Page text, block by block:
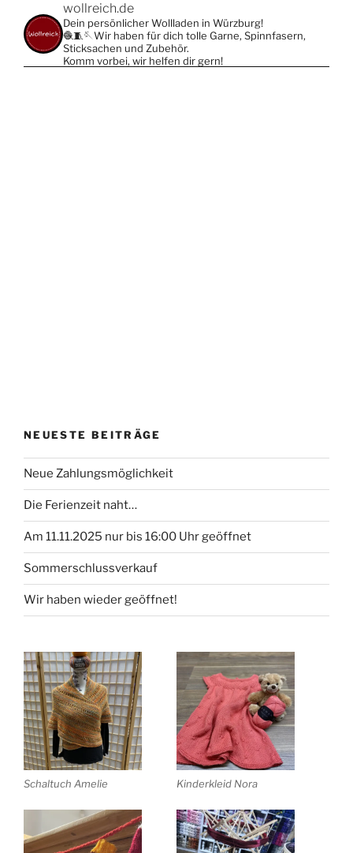
wollreich.de
Dein persönlicher Wollladen in Würzburg!
🧶🧵🪡Wir haben für dich tolle Garne, Spinnfasern,
Sticksachen und Zubehör.
Komm vorbei, wir helfen dir gern!
NEUESTE BEITRÄGE
Neue Zahlungsmöglichkeit
Die Ferienzeit naht…
Am 11.11.2025 nur bis 16:00 Uhr geöffnet
Sommerschlussverkauf
Wir haben wieder geöffnet!
Schaltuch Amelie Kinderkleid Nora